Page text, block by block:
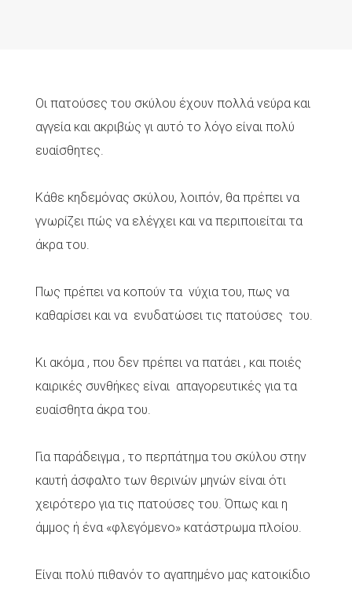
Οι πατούσες του σκύλου έχουν πολλά νεύρα και
αγγεία και ακριβώς γι αυτό το λόγο είναι πολύ
ευαίσθητες.
Κάθε κηδεμόνας σκύλου, λοιπόν, θα πρέπει να
γνωρίζει πώς να ελέγχει και να περιποιείται τα
άκρα του.
Πως πρέπει να κοπούν τα νύχια του, πως να
καθαρίσει και να ενυδατώσει τις πατούσες του.
Κι ακόμα , που δεν πρέπει να πατάει , και ποιές
καιρικές συνθήκες είναι απαγορευτικές για τα
ευαίσθητα άκρα του.
Για παράδειγμα , το περπάτημα του σκύλου στην
καυτή άσφαλτο των θερινών μηνών είναι ότι
χειρότερο για τις πατούσες του. Όπως και η
άμμος ή ένα «φλεγόμενο» κατάστρωμα πλοίου.
Είναι πολύ πιθανόν το αγαπημένο μας κατοικίδιο